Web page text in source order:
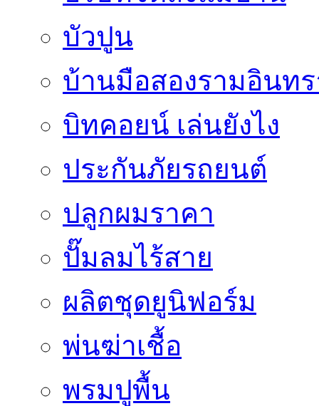
บัวปูน
บ้านมือสองรามอินท
บิทคอยน์ เล่นยังไง
ประกันภัยรถยนต์
ปลูกผมราคา
ปั๊มลมไร้สาย
ผลิตชุดยูนิฟอร์ม
พ่นฆ่าเชื้อ
พรมปูพื้น